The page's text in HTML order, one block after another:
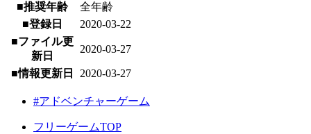
■推奨年齢
全年齢
■登録日
2020-03-22
■ファイル更
新日
2020-03-27
■情報更新日 2020-03-27
#アドベンチャーゲーム
フリーゲームTOP